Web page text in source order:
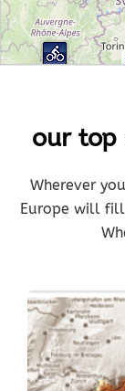
our top
Wherever
Europe will fill